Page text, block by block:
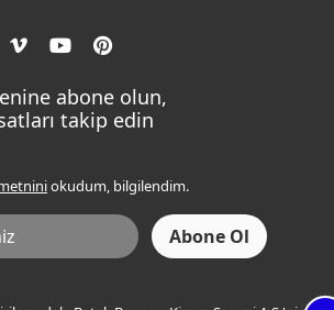
Boyaları
Boya
Mat
Hizmeti
Koşulları
Metni
abone olun,
takip edin
okudum, bilgilendim.